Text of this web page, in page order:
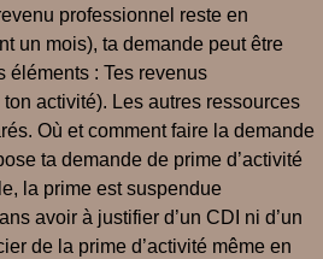
professionnel reste en
un mois), ta demande peut être
éléments : Tes revenus
activité). Les autres ressources
Où et comment faire la demande
ta demande de prime d’activité
la prime est suspendue
avoir à justifier d’un CDI ni d’un
de la prime d’activité même en